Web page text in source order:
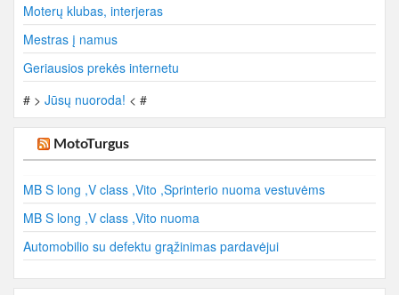
Moterų klubas, interjeras
Mestras į namus
Geriausios prekės internetu
# > Jūsų nuoroda! < #
MotoTurgus
MB S long ,V class ,Vito ,Sprinterio nuoma vestuvėms
MB S long ,V class ,Vito nuoma
Automobilio su defektu grąžinimas pardavėjui